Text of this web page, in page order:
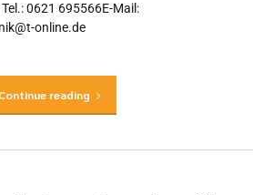
0621 695566E-Mail:
online.de
Continue reading